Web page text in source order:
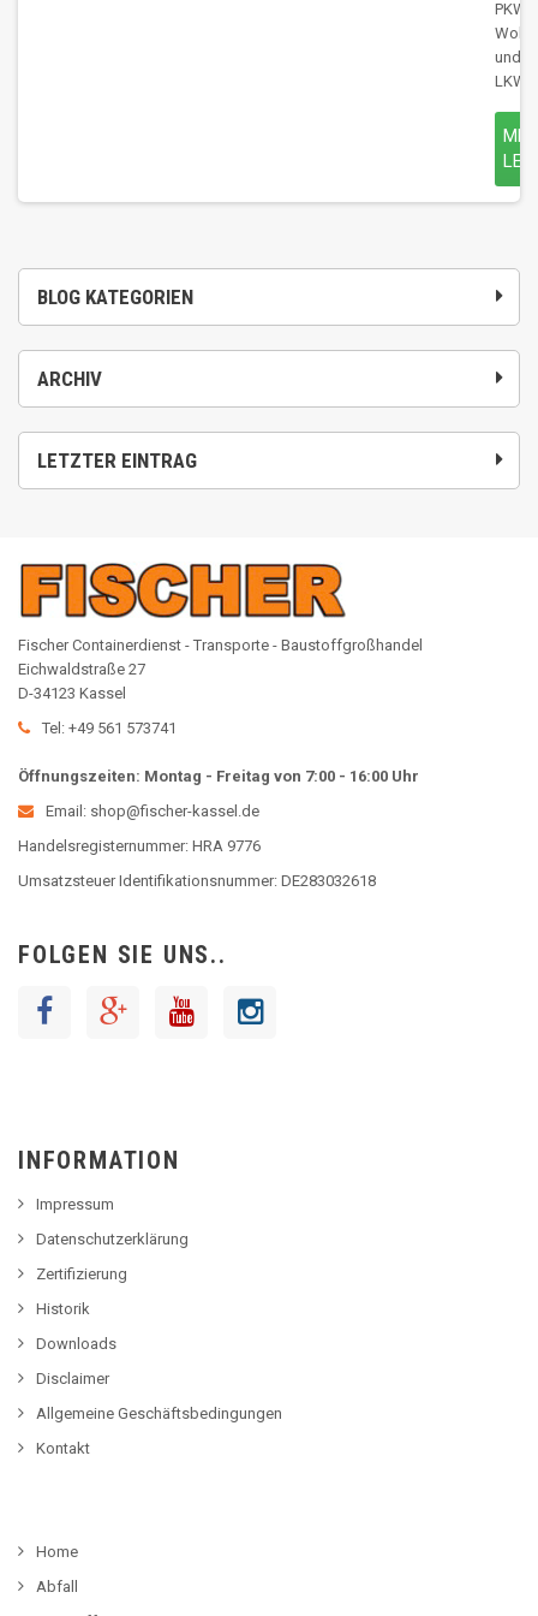
BLOG KATEGORIEN
ARCHIV
LETZTER EINTRAG
PKW,
und
LKW
Fischer Containerdienst - Transporte - Baustoffgroßhandel
Eichwaldstraße 27
D-34123 Kassel
Tel: +49 561 573741
Öffnungszeiten: Montag - Freitag von 7:00 - 16:00 Uhr
Email: shop@fischer-kassel.de
Handelsregisternummer: HRA 9776
Umsatzsteuer Identifikationsnummer: DE283032618
FOLGEN SIE UNS..
INFORMATION
Impressum
Datenschutzerklärung
Zertifizierung
Historik
Downloads
Disclaimer
Allgemeine Geschäftsbedingungen
Kontakt
Home
Abfall